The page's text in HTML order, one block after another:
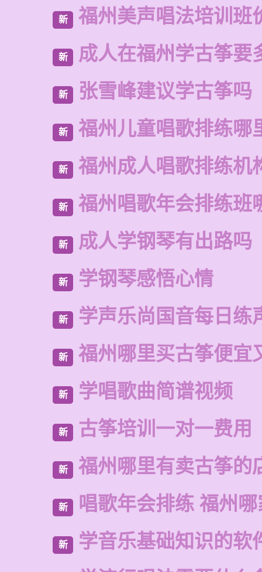
新 福州美声唱法培训班
新 成人在福州学古筝要
新 张雪峰建议学古筝吗
新 福州儿童唱歌排练哪
新 福州成人唱歌排练机
新 福州唱歌年会排练班
新 成人学钢琴有出路吗
新 学钢琴感悟心情
新 学声乐尚国音每日练
新 福州哪里买古筝便宜
新 学唱歌曲简谱视频
新 古筝培训一对一费用
新 福州哪里有卖古筝的
新 唱歌年会排练 福州
新
学音乐基础知识的软